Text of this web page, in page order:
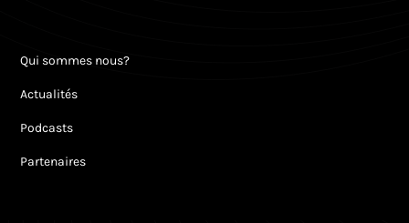
Qui sommes nous?
Actualités
Podcasts
Partenaires